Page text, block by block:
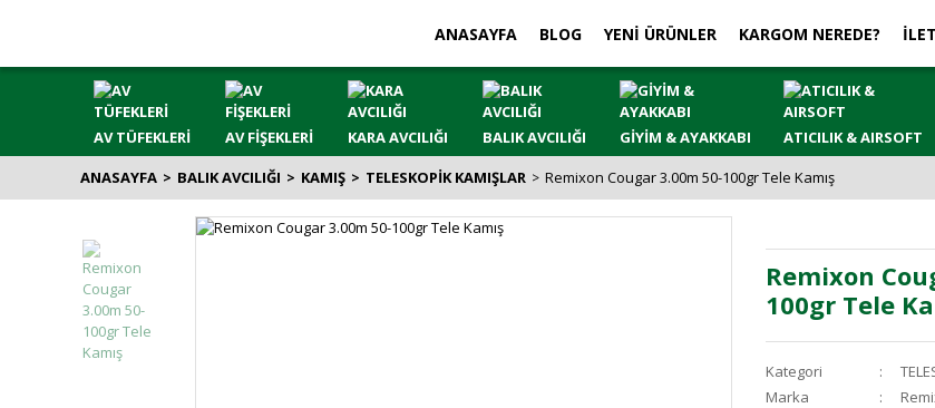
ANASAYFA BLOG YENİ ÜRÜNLER KARGOM NEREDE?
AV TÜFEKLERİ AV FİŞEKLERİ KARA AVCILIĞI BALIK AVCILIĞI GİYİM & AYAKKABI ATICILIK & AIRSOFT
ANASAYFA
BALIK AVCILIĞI KAMIŞ TELESKOPİK KAMIŞLAR Remixon Cougar 3.00m 50-100gr Tele Kamış
Remixon
100gr Tele
Kategori
Marka